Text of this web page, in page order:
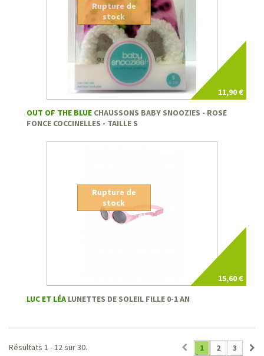
11,90 €
Rupture de
stock
OUT OF THE BLUE CHAUSSONS BABY SNOOZIES - ROSE
FONCE COCCINELLES - TAILLE S
15,60 €
Rupture de
stock
LUC ET LÉA LUNETTES DE SOLEIL FILLE 0-1 AN
1 2 3
Résultats 1 - 12 sur 30.